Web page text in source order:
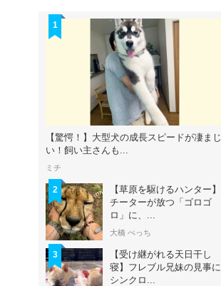
1
【驚愕！】大型犬の成長スピードが凄まじ
い！飼い主さんも...
ミチ
2
【草原を駆けるハンター】
チーターが放つ「ゴロゴ
ロ」に、...
大橋 ぺっち
3
【受け継がれる天日干し
寝】フレブル兄妹の見事に
シンクロ...